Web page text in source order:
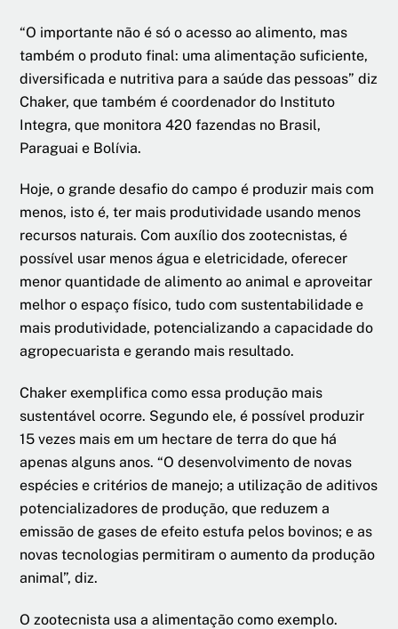
“O importante não é só o acesso ao alimento, mas
também o produto final: uma alimentação suficiente,
diversificada e nutritiva para a saúde das pessoas” diz
Chaker, que também é coordenador do Instituto
Integra, que monitora 420 fazendas no Brasil,
Paraguai e Bolívia.
Hoje, o grande desafio do campo é produzir mais com
menos, isto é, ter mais produtividade usando menos
recursos naturais. Com auxílio dos zootecnistas, é
possível usar menos água e eletricidade, oferecer
menor quantidade de alimento ao animal e aproveitar
melhor o espaço físico, tudo com sustentabilidade e
mais produtividade, potencializando a capacidade do
agropecuarista e gerando mais resultado.
Chaker exemplifica como essa produção mais
sustentável ocorre. Segundo ele, é possível produzir
15 vezes mais em um hectare de terra do que há
apenas alguns anos. “O desenvolvimento de novas
espécies e critérios de manejo; a utilização de aditivos
potencializadores de produção, que reduzem a
emissão de gases de efeito estufa pelos bovinos; e as
novas tecnologias permitiram o aumento da produção
animal”, diz.
O zootecnista usa a alimentação como exemplo.